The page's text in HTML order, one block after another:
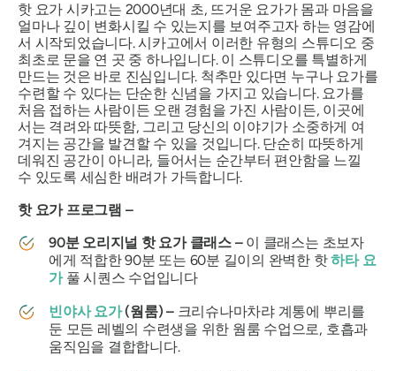
핫 요가 시카고는 2000년대 초, 뜨거운 요가가 몸과 마음을
얼마나 깊이 변화시킬 수 있는지를 보여주고자 하는 영감에
서 시작되었습니다. 시카고에서 이러한 유형의 스튜디오 중
최초로 문을 연 곳 중 하나입니다. 이 스튜디오를 특별하게
만드는 것은 바로 진심입니다. 척추만 있다면 누구나 요가를
수련할 수 있다는 단순한 신념을 가지고 있습니다. 요가를
처음 접하는 사람이든 오랜 경험을 가진 사람이든, 이곳에
서는 격려와 따뜻함, 그리고 당신의 이야기가 소중하게 여
겨지는 공간을 발견할 수 있을 것입니다. 단순히 따뜻하게
데워진 공간이 아니라, 들어서는 순간부터 편안함을 느낄
수 있도록 세심한 배려가 가득합니다.
핫 요가 프로그램 –
90분 오리지널 핫 요가 클래스 – 이 클래스는 초보자
에게 적합한 90분 또는 60분 길이의 완벽한 핫하타 요
가풀 시퀀스 수업입니다
빈야사 요가(웜룸) – 크리슈나마차랴 계통에 뿌리를
둔 모든 레벨의 수련생을 위한 웜룸 수업으로, 호흡과
움직임을 결합합니다.